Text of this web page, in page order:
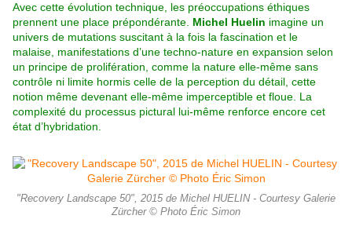
Avec cette évolution technique, les préoccupations éthiques
prennent une place prépondérante. Michel Huelin imagine un
univers de mutations suscitant à la fois la fascination et le
malaise, manifestations d’une techno-nature en expansion selon
un principe de prolifération, comme la nature elle-même sans
contrôle ni limite hormis celle de la perception du détail, cette
notion même devenant elle-même imperceptible et floue. La
complexité du processus pictural lui-même renforce encore cet
état d’hybridation.
"Recovery Landscape 50", 2015 de Michel HUELIN - Courtesy Galerie
Zürcher © Photo Éric Simon